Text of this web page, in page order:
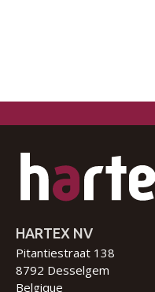
HARTEX NV
Pitantiestraat 138
8792 Desselgem
Belgique